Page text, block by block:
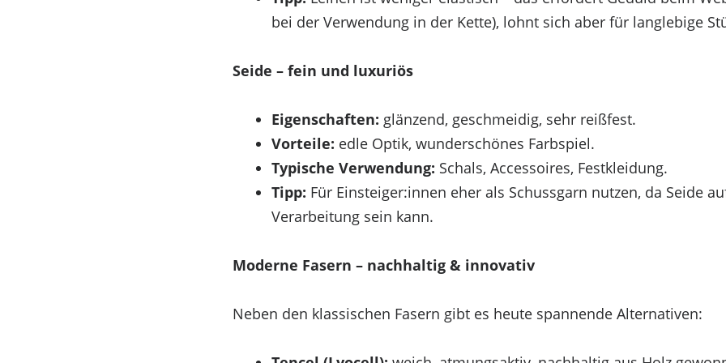
Um dir ein optimales Erlebnis zu bieten, verwenden wir Technologien wie Cookies, um
du diesen Technologien zustimmst, können wir Daten wie das Surfverhalten oder eindeutige IDs auf
nicht erteilst oder zurückziehst, können bestimmte Merkmale und Funktionen beeinträchtigt werden.
bei der Verwendung in der Kette), lohnt sich aber für langlebige
Seide – fein und luxuriös
Eigenschaften: glänzend, geschmeidig, sehr reißfest.
Vorteile: edle Optik, wunderschönes Farbspiel.
Typische Verwendung: Schals, Accessoires, Festkleidung.
Tipp: Für Einsteiger:innen eher als Schussgarn nutzen, da Seide
Verarbeitung sein kann.
Moderne Fasern – nachhaltig & innovativ
Neben den klassischen Fasern gibt es heute spannende Alternativen: